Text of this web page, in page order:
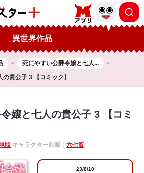
異世界作品
死にやすい公爵令嬢と七人...
貴公子 3 【コミック】
嬢と七人の貴公子 3 【コミ
照 キャラクター原案：六七質
23/8/10